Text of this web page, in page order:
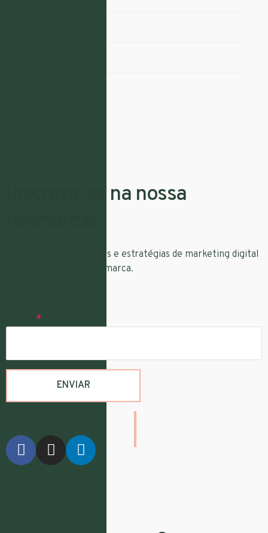
Inscreva-se na nossa
Fique a par de conceitos e estratégias de marketing digital
que pode aplicar à sua marca.
*